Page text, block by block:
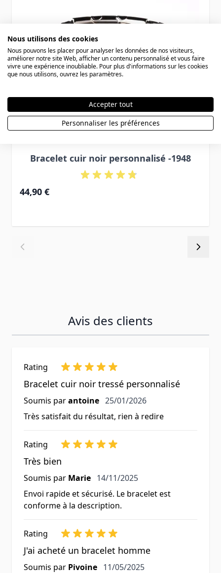
Bracelet cuir noir personnalisé -1948
44,90 €
Avis des clients
Rating
Bracelet cuir noir tressé personnalisé
Soumis parantoine 25 janvier 2026
25/01/2026
Très satisfait du résultat, rien à redire
Rating
Très bien
Soumis par Marie 14 novembre 2025
14/11/2025
Envoi rapide et sécurisé. Le bracelet est
conforme à la description.
Rating
J'ai acheté un bracelet homme
Soumis par Pivoine 11 mai 2025
11/05/2025
Nous utilisons des cookies
Nous pouvons les placer pour analyser les données de nos visiteurs,
améliorer notre site Web, afficher un contenu personnalisé et vous faire
vivre une expérience inoubliable. Pour plus d'informations sur les cookies
que nous utilisons, ouvrez les paramètres.
Accepter tout
Personnaliser les préférences